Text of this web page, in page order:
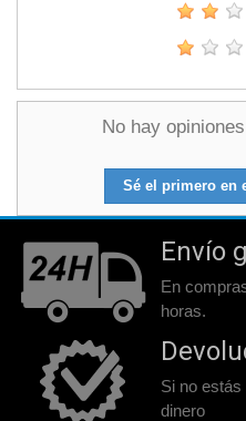
No hay
Sé el primero en
Envío
En
horas.
Si no
dinero